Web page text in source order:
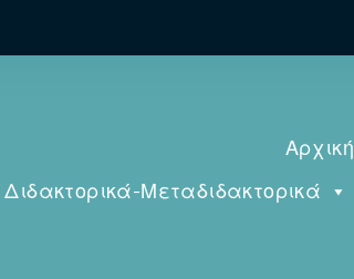
Αρχική
Διδακτορικά-Μεταδιδακτορικά